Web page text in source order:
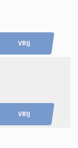
VRIJ
VRIJ